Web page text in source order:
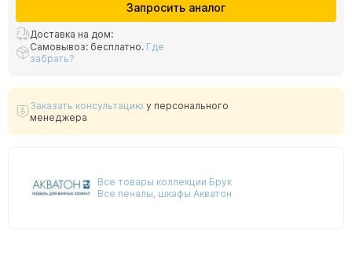
Запросить аналог
Доставка на дом:
Самовывоз: бесплатно. Где
забрать?
Заказать консультацию у персонального
менеджера
Все товары коллекции Брук
Все пеналы, шкафы Акватон